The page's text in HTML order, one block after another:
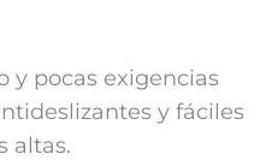
y pocas exigencias
y fáciles
altas.